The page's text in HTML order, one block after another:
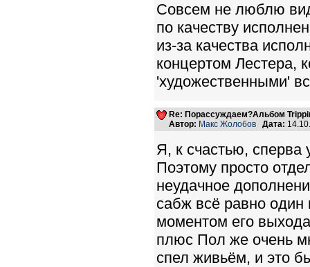
Совсем не люблю
по качеству
из-за качества
концертом Лестера,
'художественными'
Re: Порассуждаем?Альбом
Автор: Макс Жолобов Дата:
Я, к счастью,
Поэтому просто
неудачное
сабж всё равно
моментом его
плюс Пол же очень
спел живьём, и это